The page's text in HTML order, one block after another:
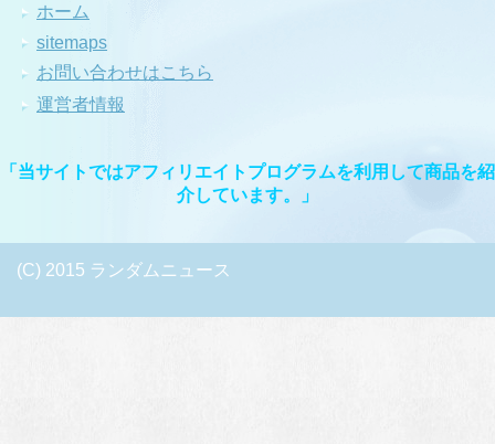
ホーム
sitemaps
お問い合わせはこちら
運営者情報
「当サイトではアフィリエイトプログラムを利用して商品を紹
介しています。」
(C) 2015 ランダムニュース